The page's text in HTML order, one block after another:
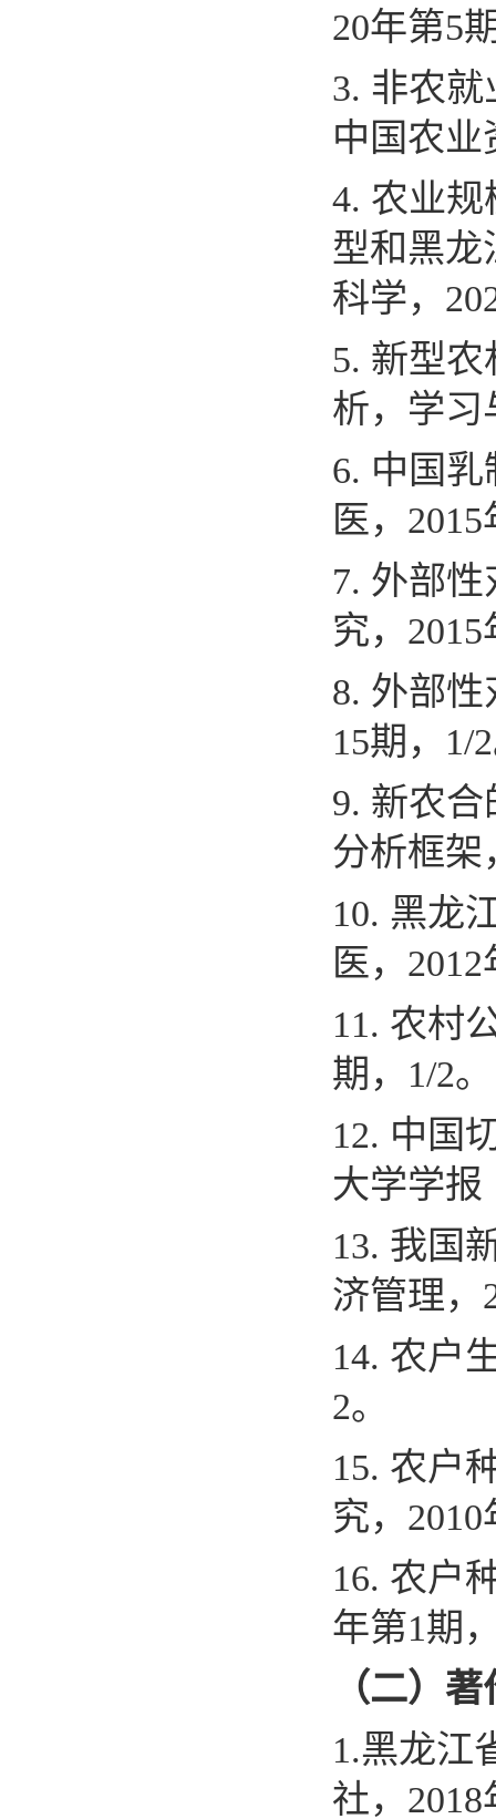
20年第5
3. 非农就
中国农业
4. 农业规
型和黑龙
科学，
5. 新型农
析，学习
6. 中国
医， 2015
7. 外部性
究， 2015
8. 外部性
15期， 1/2
9. 新农合
分析框架
10. 黑龙
医， 2012
11. 农村
期， 1/2。
12. 中国
大学学报
13. 我国
济管理，
14. 农户
2。
15. 农户
究， 2010
16. 农户
年第1期
（二）著
1.黑龙江
社， 2018